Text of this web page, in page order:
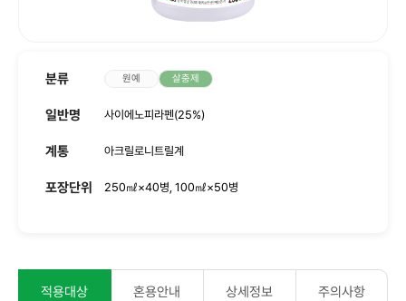
분류 원예 살충제
일반명 사이에노피라펜(25%)
계통 아크릴로니트릴계
포장단위 250㎖×40병, 100㎖×50병
적용대상 혼용안내 상세정보 주의사항